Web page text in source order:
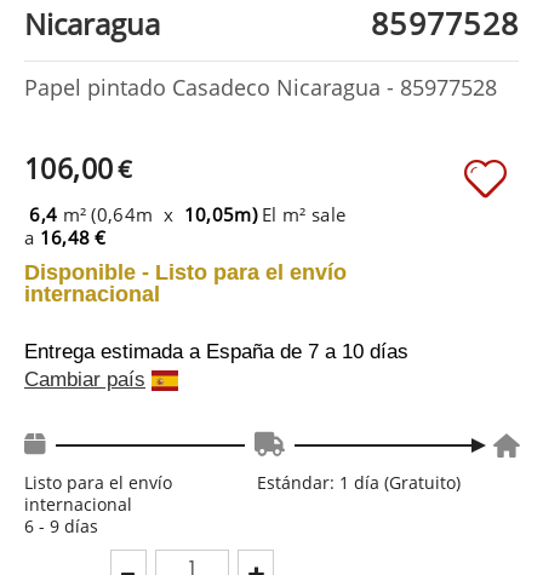
Nicaragua 85977528
Papel pintado Casadeco Nicaragua - 85977528
106,00€
6,4 m² (0,64m x 10,05m) El m² sale
a 16,48 €
Disponible - Listo para el envío
internacional
Entrega estimada a España de 7 a 10 días
Cambiar país
Listo para el envío
internacional
6 - 9 días
Estándar: 1 día (Gratuito)